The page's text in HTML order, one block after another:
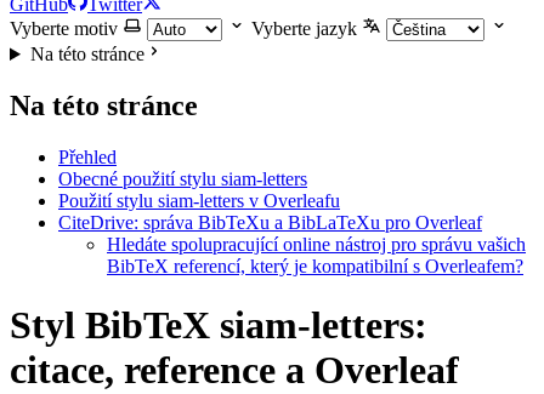
GitHub
Twitter
Vyberte motiv
Vyberte jazyk
Na této stránce
Na této stránce
Přehled
Obecné použití stylu siam-letters
Použití stylu siam-letters v Overleafu
CiteDrive: správa BibTeXu a BibLaTeXu pro Overleaf
Hledáte spolupracující online nástroj pro správu vašich
BibTeX referencí, který je kompatibilní s Overleafem?
Styl BibTeX siam-letters:
citace, reference a Overleaf